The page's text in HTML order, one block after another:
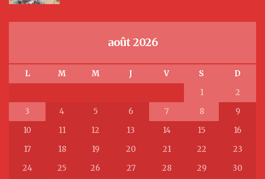
août 2026
L M M J V S
D
1
2
3
4 5 6 7 8
9
10
11 12 13 14 15
16
17
18 19 20 21 22
23
24
25 26 27 28 29 30